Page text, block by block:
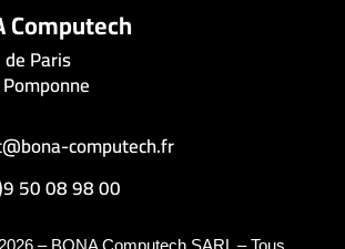
Computech
Paris
computech.fr
50 08 98 00
– BONA Computech SARL – Tous